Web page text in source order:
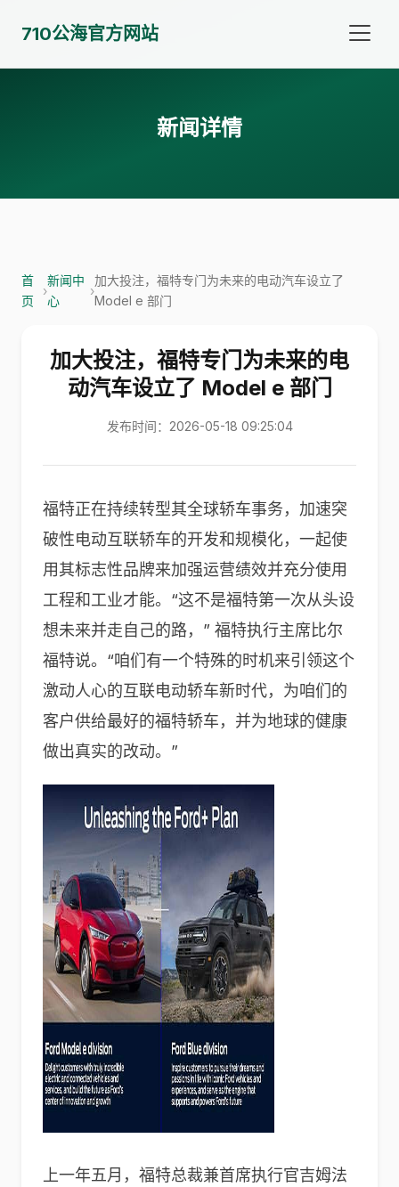
710公海官方网站
新闻详情
首
页
›
新闻中
心
›
加大投注，福特专门为未来的电动汽车设立了
Model e 部门
加大投注，福特专门为未来的电
动汽车设立了 Model e 部门
发布时间：2026-05-18 09:25:04
福特正在持续转型其全球轿车事务，加速突
破性电动互联轿车的开发和规模化，一起使
用其标志性品牌来加强运营绩效并充分使用
工程和工业才能。“这不是福特第一次从头设
想未来并走自己的路，” 福特执行主席比尔
福特说。“咱们有一个特殊的时机来引领这个
激动人心的互联电动轿车新时代，为咱们的
客户供给最好的福特轿车，并为地球的健康
做出真实的改动。”
上一年五月，福特总裁兼首席执行官吉姆法